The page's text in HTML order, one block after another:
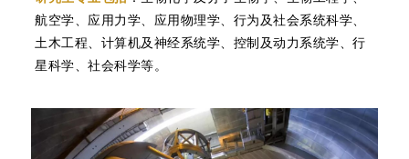
航空学、应用力学、应用物理学、行为及社会系统科学、
土木工程、计算机及神经系统学、控制及动力系统学、行
星科学、社会科学等。